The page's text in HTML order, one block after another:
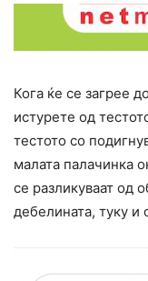
Кога ќе се загрее
истурете од
тестото со
малата палачинка
се разликуваат од
дебелината, туку и